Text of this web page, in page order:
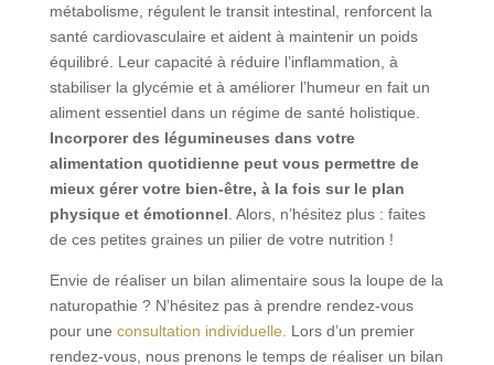
métabolisme, régulent le transit intestinal, renforcent la
santé cardiovasculaire et aident à maintenir un poids
équilibré. Leur capacité à réduire l’inflammation, à
stabiliser la glycémie et à améliorer l’humeur en fait un
aliment essentiel dans un régime de santé holistique.
Incorporer des légumineuses dans votre
alimentation quotidienne peut vous permettre de
mieux gérer votre bien-être, à la fois sur le plan
physique et émotionnel . Alors, n’hésitez plus : faites
de ces petites graines un pilier de votre nutrition !
Envie de réaliser un bilan alimentaire sous la loupe de la
naturopathie ? N’hésitez pas à prendre rendez-vous
pour une consultation individuelle.
Lors d’un premier
rendez-vous, nous prenons le temps de réaliser un bilan